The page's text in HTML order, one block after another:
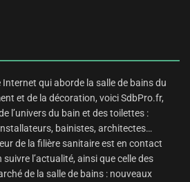
Internet qui aborde la salle de bains du
et de la décoration, voici SdbPro.fr,
l’univers du bain et des toilettes :
bainistes, architectes…
de la filière sanitaire est en contact
l’actualité, ainsi que celle des
de la salle de bains : nouveaux